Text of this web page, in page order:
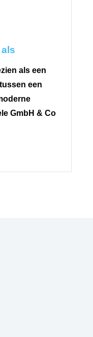
als een
een
GmbH & Co